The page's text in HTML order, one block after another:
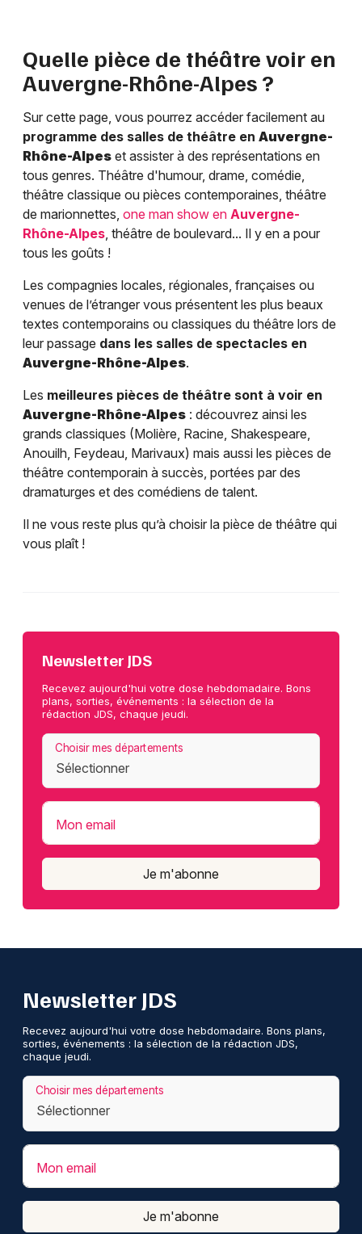
Quelle pièce de théâtre voir en
Auvergne-Rhône-Alpes ?
Sur cette page, vous pourrez accéder facilement au
programme des salles de théâtre en Auvergne-
Rhône-Alpes et assister à des représentations en
tous genres. Théâtre d'humour, drame, comédie,
théâtre classique ou pièces contemporaines, théâtre
de marionnettes, one man show en Auvergne-
Rhône-Alpes , théâtre de boulevard... Il y en a pour
tous les goûts !
Les compagnies locales, régionales, françaises ou
venues de l’étranger vous présentent les plus beaux
textes contemporains ou classiques du théâtre lors de
leur passage dans les salles de spectacles en
Auvergne-Rhône-Alpes.
Les meilleures pièces de théâtre sont à voir en
Auvergne-Rhône-Alpes : découvrez ainsi les
grands classiques (Molière, Racine, Shakespeare,
Anouilh, Feydeau, Marivaux) mais aussi les pièces de
théâtre contemporain à succès, portées par des
dramaturges et des comédiens de talent.
Il ne vous reste plus qu’à choisir la pièce de théâtre qui
vous plaît !
Newsletter JDS
Recevez aujourd'hui votre dose hebdomadaire. Bons
plans, sorties, événements : la sélection de la
rédaction JDS, chaque jeudi.
Choisir mes départements
Mon email
Je m'abonne
Newsletter JDS
Recevez aujourd'hui votre dose hebdomadaire. Bons plans,
sorties, événements : la sélection de la rédaction JDS,
chaque jeudi.
Choisir mes départements
Mon email
Je m'abonne